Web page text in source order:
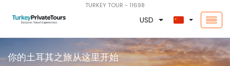
TURKEY TOUR - 11698
USD
你的土耳其之旅从这里开始